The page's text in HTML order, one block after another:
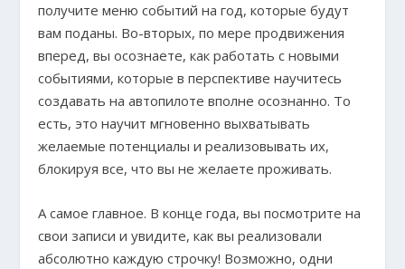
получите меню событий на год, которые будут
вам поданы. Во-вторых, по мере продвижения
вперед, вы осознаете, как работать с новыми
событиями, которые в перспективе научитесь
создавать на автопилоте вполне осознанно. То
есть, это научит мгновенно выхватывать
желаемые потенциалы и реализовывать их,
блокируя все, что вы не желаете проживать.
А самое главное. В конце года, вы посмотрите на
свои записи и увидите, как вы реализовали
абсолютно каждую строчку! Возможно, одни